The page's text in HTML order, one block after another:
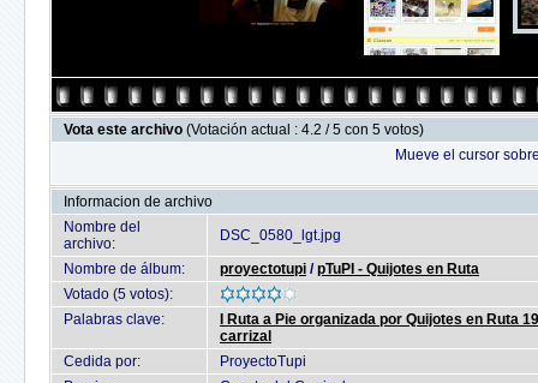
Vota este archivo (Votación actual : 4.2 / 5 con 5 votos)
Mueve el cursor
Informacion de archivo
Nombre del
archivo:
DSC_0580_lgt.jpg
Nombre de álbum:
proyectotupi /pTuPI - Quijotes en Ruta
Votado (5 votos):
Palabras clave:
I Ruta a Pie organizada por Quijotes en Ruta
carrizal
Cedida por:
ProyectoTupi